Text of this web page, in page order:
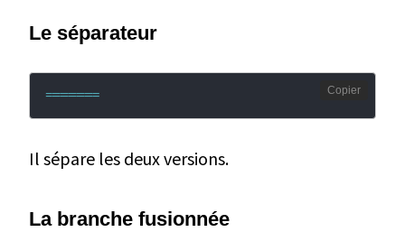
Le séparateur
======= Copier
Il sépare les deux versions.
La branche fusionnée